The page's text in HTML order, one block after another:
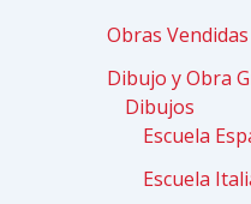
Obras Vendidas
Dibujo y Obra
Dibujos
Escuela
Escuela